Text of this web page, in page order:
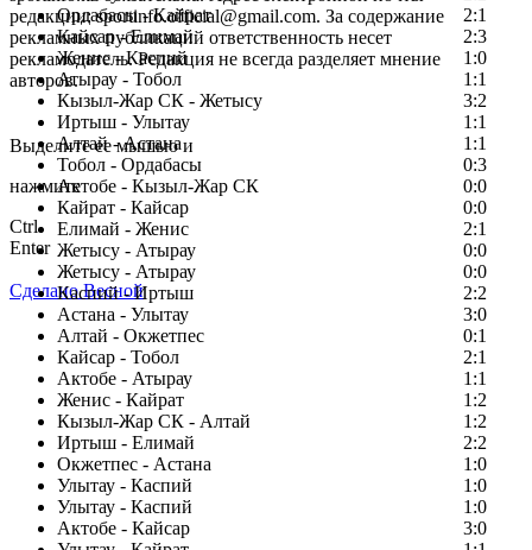
Ордабасы - Кайрат
2:1
Кайсар - Елимай
2:3
Женис - Каспий
1:0
Атырау - Тобол
1:1
Кызыл-Жар СК - Жетысу
3:2
Иртыш - Улытау
1:1
Алтай - Астана
1:1
Тобол - Ордабасы
0:3
Актобе - Кызыл-Жар СК
0:0
Кайрат - Кайсар
0:0
Елимай - Женис
2:1
Жетысу - Атырау
0:0
Жетысу - Атырау
0:0
Каспий - Иртыш
2:2
Астана - Улытау
3:0
Алтай - Окжетпес
0:1
Кайсар - Тобол
2:1
Актобе - Атырау
1:1
Женис - Кайрат
1:2
Кызыл-Жар СК - Алтай
1:2
Иртыш - Елимай
2:2
Окжетпес - Астана
1:0
Улытау - Каспий
1:0
Улытау - Каспий
1:0
Актобе - Кайсар
3:0
редакции: sportinfo.official@gmail.com. За содержание
рекламных публикаций ответственность несет
рекламодатель. Редакция не всегда разделяет мнение
авторов.
Заметили ошибку в тексте?
Выделите ее мышью и
нажмите
Ctrl
Enter
Сделано Весной